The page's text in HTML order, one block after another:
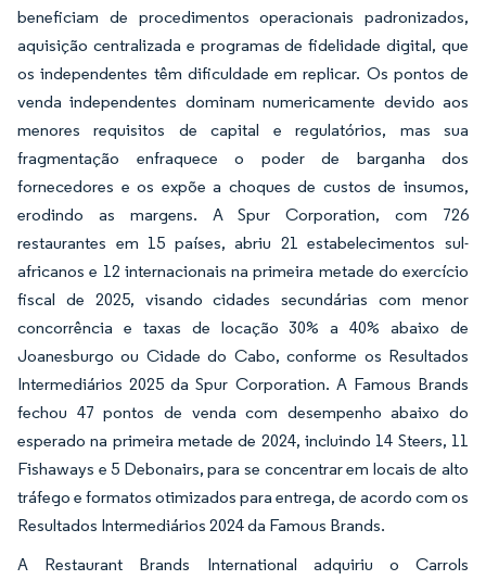
beneficiam de procedimentos operacionais padronizados,
aquisição centralizada e programas de fidelidade digital, que
os independentes têm dificuldade em replicar. Os pontos de
venda independentes dominam numericamente devido aos
menores requisitos de capital e regulatórios, mas sua
fragmentação enfraquece o poder de barganha dos
fornecedores e os expõe a choques de custos de insumos,
erodindo as margens. A Spur Corporation, com 726
restaurantes em 15 países, abriu 21 estabelecimentos sul-
africanos e 12 internacionais na primeira metade do exercício
fiscal de 2025, visando cidades secundárias com menor
concorrência e taxas de locação 30% a 40% abaixo de
Joanesburgo ou Cidade do Cabo, conforme os Resultados
Intermediários 2025 da Spur Corporation. A Famous Brands
fechou 47 pontos de venda com desempenho abaixo do
esperado na primeira metade de 2024, incluindo 14 Steers, 11
Fishaways e 5 Debonairs, para se concentrar em locais de alto
tráfego e formatos otimizados para entrega, de acordo com os
Resultados Intermediários 2024 da Famous Brands.
A Restaurant Brands International adquiriu o Carrols